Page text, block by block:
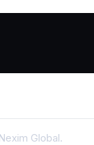
Global.